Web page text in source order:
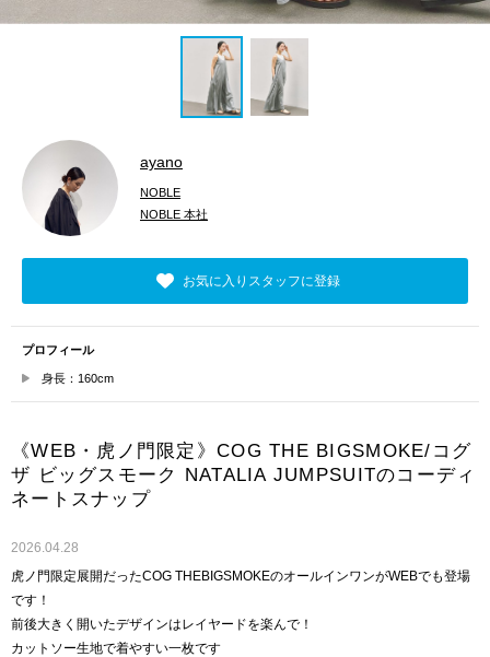
ayano
NOBLE
NOBLE 本社
お気に入りスタッフに登録
プロフィール
身長：160cm
《WEB・虎ノ門限定》COG THE BIGSMOKE/コグ
ザ ビッグスモーク NATALIA JUMPSUITのコーディ
ネートスナップ
2026.04.28
虎ノ門限定展開だったCOG THEBIGSMOKEのオールインワンがWEBでも登場
です！
前後大きく開いたデザインはレイヤードを楽んで！
カットソー生地で着やすい一枚です